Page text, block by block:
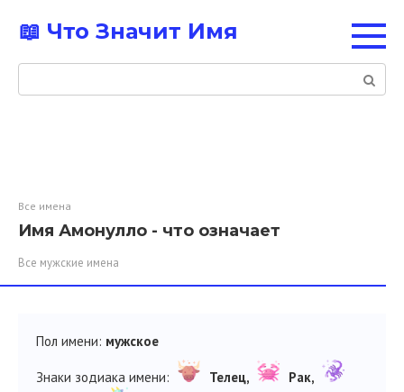
контенту
📖 Что Значит Имя
Поиск:
Все имена
Имя Амонулло - что означает
Все мужские имена
Пол имени: мужское
Знаки зодиака имени: Телец,
Рак,